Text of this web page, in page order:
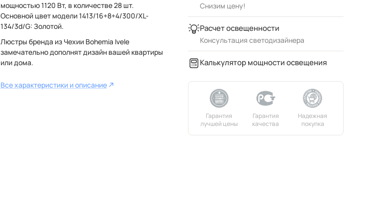
мощностью 1120 Вт, в количестве 28 шт.
Основной цвет модели 1413/16+8+4/300/XL-
134/3d/G: Золотой.
Люстры бренда из Чехии Bohemia Ivele
замечательно дополнят дизайн вашей квартиры
или дома.
Все характеристики и описание
Снизим цену!
Расчет освещенности
Консультация светодизайнера
Калькулятор мощности освещения